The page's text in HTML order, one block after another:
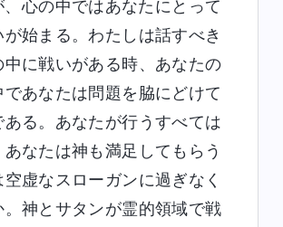
心の中ではあなたにとって
始まる。わたしは話すべき
に戦いがある時、あなたの
あなたは問題を脇にどけて
る。あなたが行うすべては
なたは神も満足してもらう
虚なスローガンに過ぎなく
神とサタンが霊的領域で戦